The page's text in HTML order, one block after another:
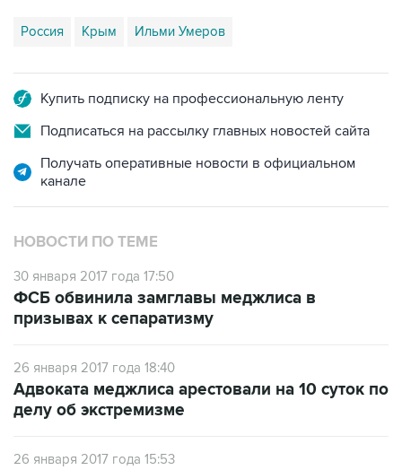
Россия Крым Ильми Умеров
Купить подписку на профессиональную ленту
Подписаться на рассылку главных новостей сайта
Получать оперативные новости в официальном
канале
НОВОСТИ ПО ТЕМЕ
30 января 2017 года 17:50
ФСБ обвинила замглавы меджлиса в
призывах к сепаратизму
26 января 2017 года 18:40
Адвоката меджлиса арестовали на 10 суток по
делу об экстремизме
26 января 2017 года 15:53